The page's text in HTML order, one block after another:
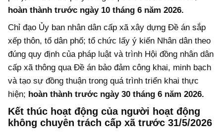
hoàn thành trước ngày 10 tháng 6 năm 2026.
Chỉ đạo Ủy ban nhân dân cấp xã xây dựng Đề án sắp
xếp thôn, tổ dân phố; tổ chức lấy ý kiến Nhân dân theo
đúng quy định của pháp luật và trình Hội đồng nhân dân
cấp xã thông qua Đề án bảo đảm công khai, minh bạch
và tạo sự đồng thuận trong quá trình triển khai thực
hiện; hoàn thành trước ngày 30 tháng 6 năm 2026.
Kết thúc hoạt động của người hoạt động
không chuyên trách cấp xã trước 31/5/2026